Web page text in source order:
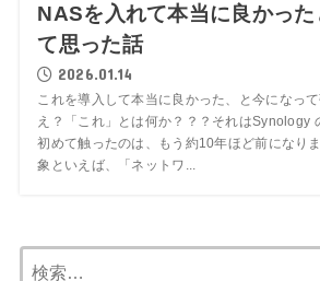
NASを入れて本当に良かっ
て思った話
2026.01.14
これを導入して本当に良かった、と今になっ
え？「これ」とは何か？？？それはSynology
初めて触ったのは、もう約10年ほど前になり
象といえば、「ネットワ...